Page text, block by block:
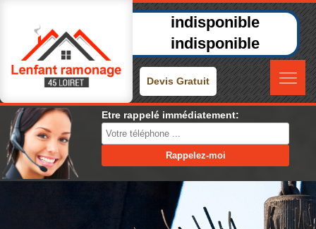
indisponible
indisponible
Devis Gratuit
Etre rappelé immédiatement: